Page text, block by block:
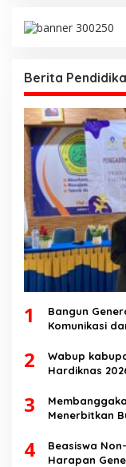
Berita
1
Bangun
Komunikasi
Speech di
2
Wabup
Hardiknas
3
Menerbitkan
4
Beasiswa
Harapan